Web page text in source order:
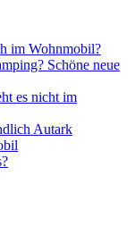
im Wohnmobil?
Schöne neue
es nicht im
Autark